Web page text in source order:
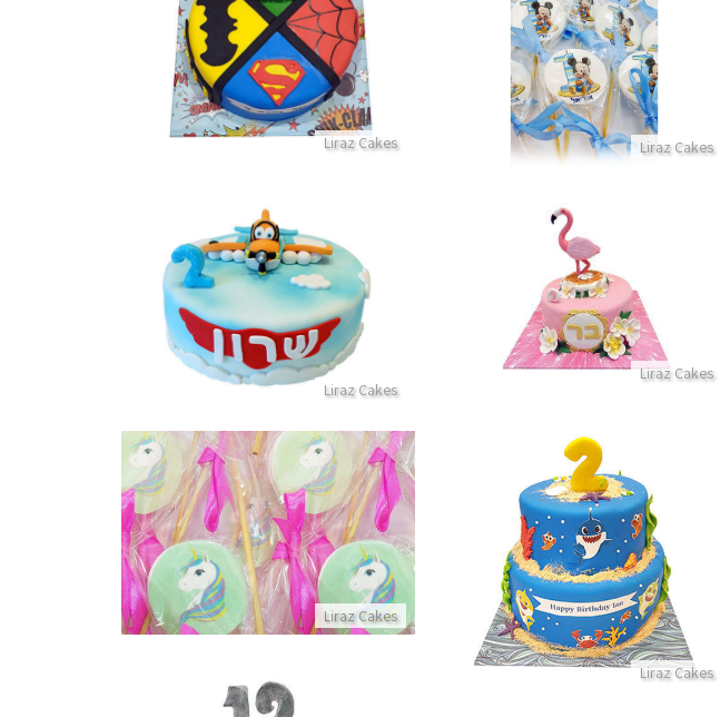
Liraz Cakes
עוגת גיבורי על מבצק סוכר
פרטים נוספים
Liraz Cakes
סוכריות מיקי מאוס
פרטים נוספים
Liraz Cakes
עוגת מטוסים מבצק סוכר
פרטים נוספים
Liraz Cakes
עוגת פלמינגו מדהימה מבצק סוכר
פרטים נוספים
Liraz Cakes
עוגת קומות בייבי שארק
פרטים נוספים
Liraz Cakes
סוכריות חד קרן
פרטים נוספים